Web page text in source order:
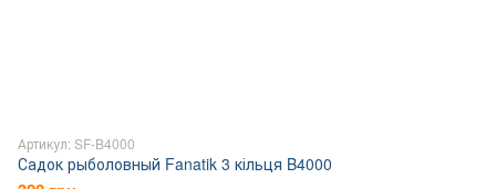
Артикул: SF-B4000
Садок рыболовный Fanatik 3 кільця B4000